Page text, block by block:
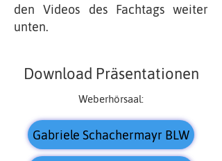
den Videos des Fachtags weiter
unten.
Download Präsentationen
Weberhörsaal:
Gabriele Schachermayr BLW